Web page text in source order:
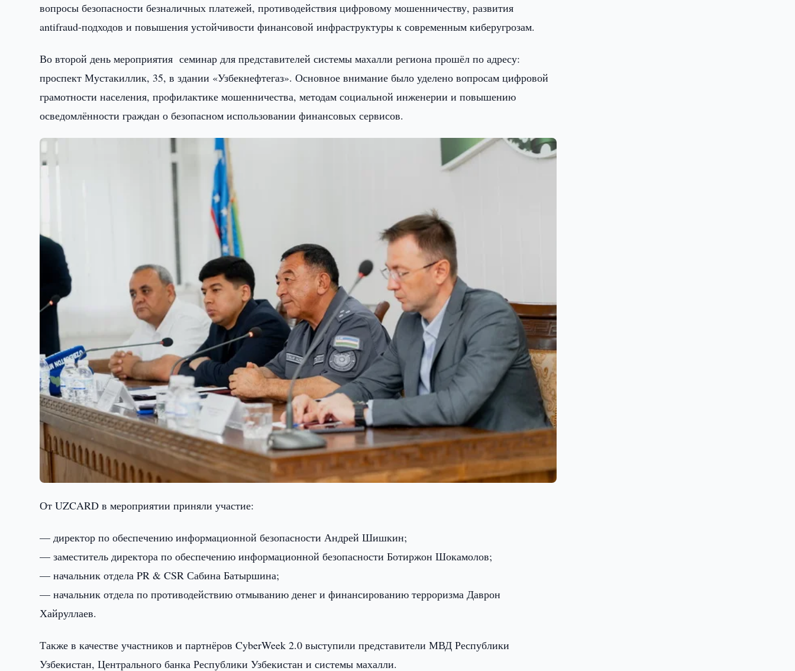
вопросы безопасности безналичных платежей, противодействия цифровому мошенничеству, развития
antifraud-подходов и повышения устойчивости финансовой инфраструктуры к современным киберугрозам.
Во второй день мероприятия семинар для представителей системы махалли региона прошёл по адресу:
проспект Мустакиллик, 35, в здании «Узбекнефтегаз». Основное внимание было уделено вопросам цифровой
грамотности населения, профилактике мошенничества, методам социальной инженерии и повышению
осведомлённости граждан о безопасном использовании финансовых сервисов.
От UZCARD в мероприятии приняли участие:
— директор по обеспечению информационной безопасности Андрей Шишкин;
— заместитель директора по обеспечению информационной безопасности Ботиржон Шокамолов;
— начальник отдела PR & CSR Сабина Батыршина;
— начальник отдела по противодействию отмыванию денег и финансированию терроризма Даврон
Хайруллаев.
Также в качестве участников и партнёров CyberWeek 2.0 выступили представители МВД Республики
Узбекистан, Центрального банка Республики Узбекистан и системы махалли.